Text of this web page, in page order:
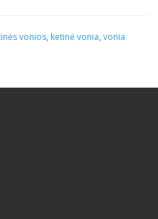
vonios, ketinė vonia, vonia